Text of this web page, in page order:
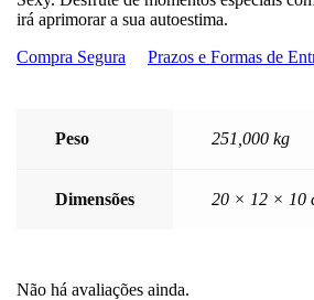
irá aprimorar a sua autoestima.
Compra Segura
Prazos e Formas de
Peso 251,000 kg
Dimensões 20 × 12 × 10
Não há avaliações ainda.